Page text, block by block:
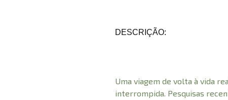
DESCRIÇÃO:
Uma viagem de volta à vida
interrompida. Pesquisas